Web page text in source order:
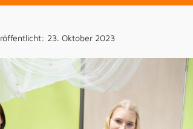
23. Oktober 2023